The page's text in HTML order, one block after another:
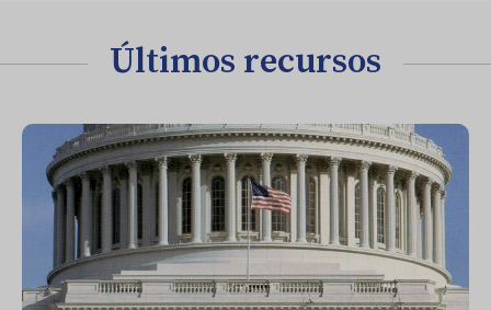
Últimos recursos